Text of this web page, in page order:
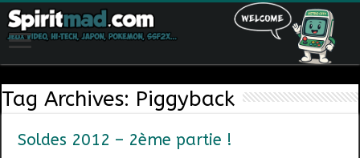
Tag Archives: Piggyback
Soldes 2012 – 2ème partie !